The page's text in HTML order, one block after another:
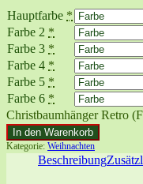
Hauptfarbe *
Farbe 2 *
Farbe 3 *
Farbe 4 *
Farbe 5 *
Farbe 6 *
Christbaumhänger Retro
In den Warenkorb
Kategorie: Weihnachten
Beschreibung